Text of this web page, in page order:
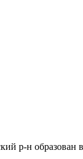
р-н образован в